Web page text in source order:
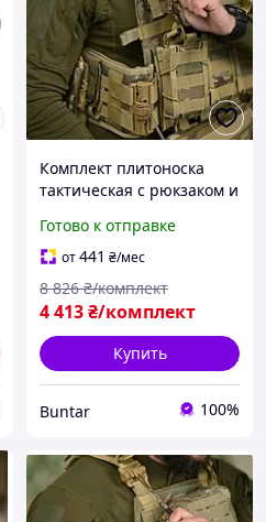
Комплект плитоноска
тактическая с рюкзаком и
BUN-2189
Готово к отправке
от441 ₴/мес
4 413₴/комплект
8 826 ₴/комплект
Купить
Buntar 100%